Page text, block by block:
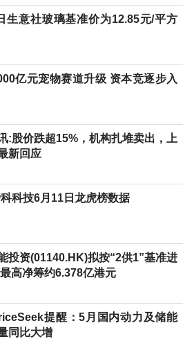
生意社玻璃基准价为12.85元/平方
亿元宠物赛道升级 资本竞逐步入
:股价跌超15%，机构扎堆卖出，上
新回应
科技6月11日龙虎榜数据
投资(01140.HK)拟按“2供1”基准进
高净筹约6.378亿港元
提醒：5月国内动力及储能
同比大增